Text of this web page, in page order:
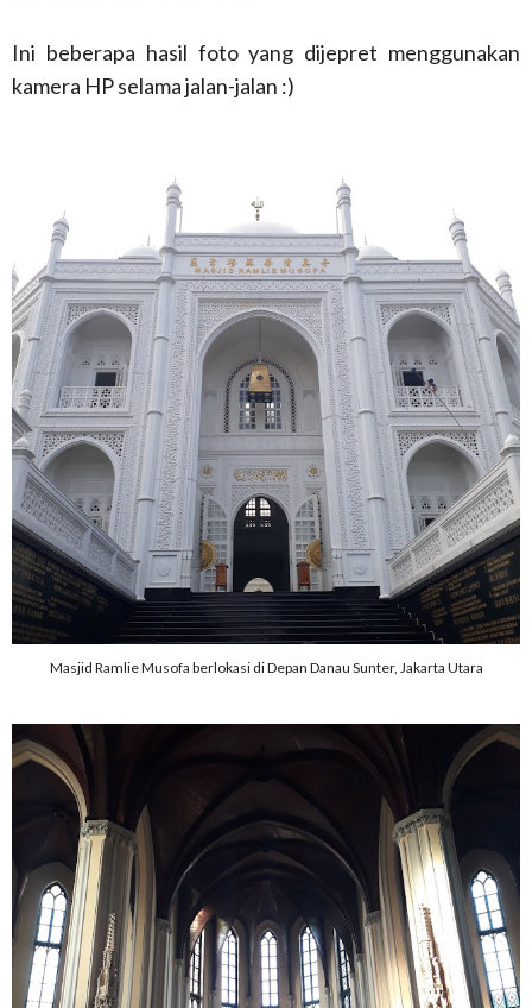
Ini beberapa hasil foto yang dijepret menggunakan
kamera HP selama jalan-jalan :)
Masjid Ramlie Musofa berlokasi di Depan Danau Sunter, Jakarta Utara